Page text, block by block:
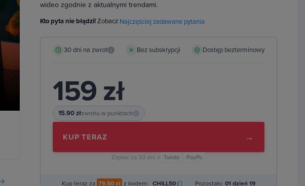
wideo zgodnie z aktualnymi trendami.
Kto pyta nie błądzi!Zobacz Najczęściej zadawane pytania
30 dni na zwrot i Bez subskrypcji Dostęp bezterminowy
159 zł
15.90 złzwrotu w punktach
KUP TERAZ →
Zapłać za 30 dni z Twisto PayPo
Kup teraz za 79,50 zł z kodem: CHILL50 Pozostało:01 dzień 19